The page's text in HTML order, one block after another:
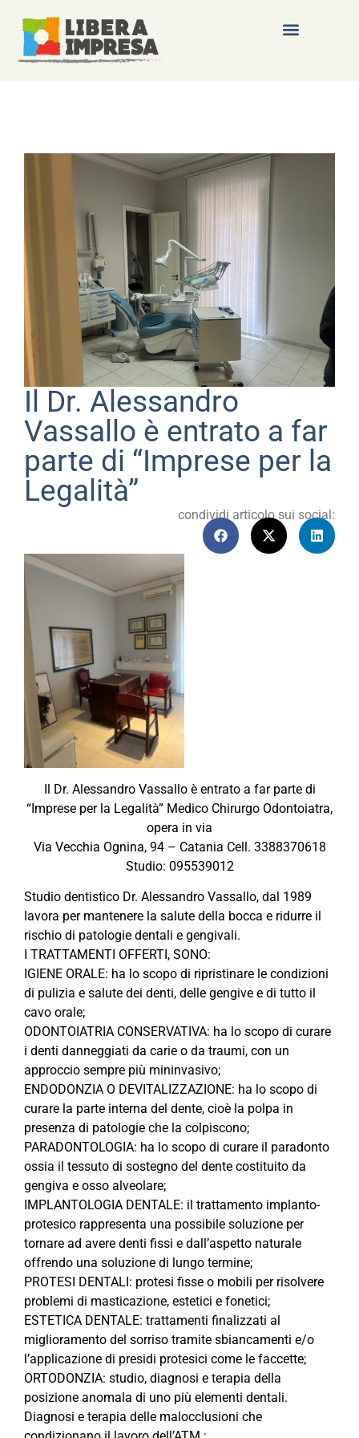
Il Dr. Alessandro
Vassallo è entrato a far
parte di “Imprese per la
Legalità”
condividi articolo sui social:
Il Dr. Alessandro Vassallo è entrato a far parte di
“Imprese per la Legalità” Medico Chirurgo Odontoiatra,
opera in via
Via Vecchia Ognina, 94 – Catania Cell. 3388370618
Studio: 095539012
Studio dentistico Dr. Alessandro Vassallo, dal 1989
lavora per mantenere la salute della bocca e ridurre il
rischio di patologie dentali e gengivali.
I TRATTAMENTI OFFERTI, SONO:
IGIENE ORALE: ha lo scopo di ripristinare le condizioni
di pulizia e salute dei denti, delle gengive e di tutto il
cavo orale;
ODONTOIATRIA CONSERVATIVA: ha lo scopo di curare
i denti danneggiati da carie o da traumi, con un
approccio sempre più mininvasivo;
ENDODONZIA O DEVITALIZZAZIONE: ha lo scopo di
curare la parte interna del dente, cioè la polpa in
presenza di patologie che la colpiscono;
PARADONTOLOGIA: ha lo scopo di curare il paradonto
ossia il tessuto di sostegno del dente costituito da
gengiva e osso alveolare;
IMPLANTOLOGIA DENTALE: il trattamento implanto-
protesico rappresenta una possibile soluzione per
tornare ad avere denti fissi e dall’aspetto naturale
offrendo una soluzione di lungo termine;
PROTESI DENTALI: protesi fisse o mobili per risolvere
problemi di masticazione, estetici e fonetici;
ESTETICA DENTALE: trattamenti finalizzati al
miglioramento del sorriso tramite sbiancamenti e/o
l’applicazione di presidi protesici come le faccette;
ORTODONZIA: studio, diagnosi e terapia della
posizione anomala di uno più elementi dentali.
Diagnosi e terapia delle malocclusioni che